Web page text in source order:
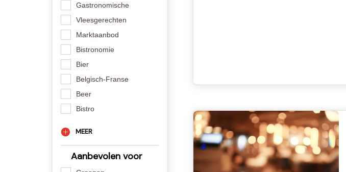
Gastronomische
Vleesgerechten
Marktaanbod
Bistronomie
Bier
Belgisch-Franse
Beer
Bistro
MEER
Aanbevolen voor